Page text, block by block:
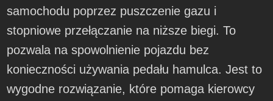
samochodu poprzez puszczenie gazu i
stopniowe przełączanie na niższe biegi. To
pozwala na spowolnienie pojazdu bez
konieczności używania pedału hamulca. Jest to
wygodne rozwiązanie, które pomaga kierowcy